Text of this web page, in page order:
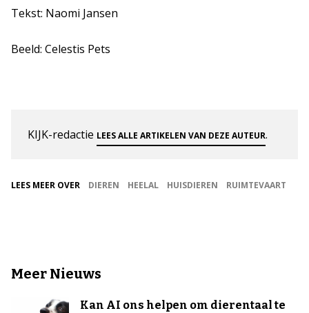
Tekst: Naomi Jansen
Beeld: Celestis Pets
KIJK-redactie LEES ALLE ARTIKELEN VAN DEZE AUTEUR.
LEES MEER OVER DIEREN HEELAL HUISDIEREN RUIMTEVAART
Meer Nieuws
Kan AI ons helpen om dierentaal te